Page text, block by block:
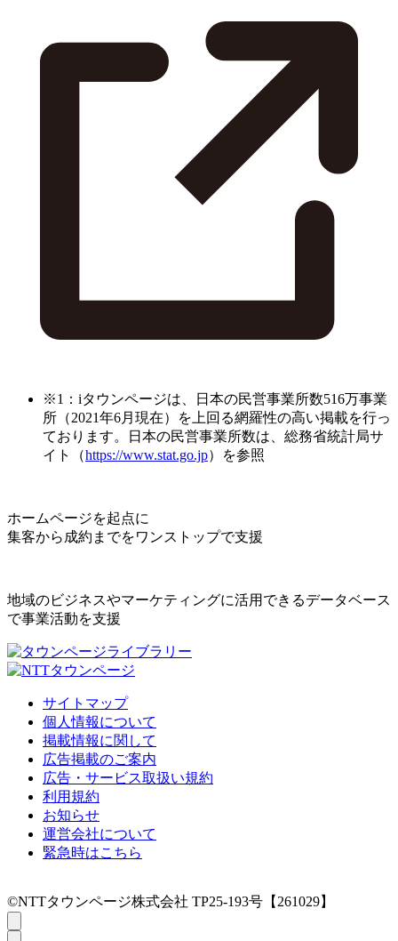
※1：iタウンページは、日本の民営事業所数516万事業
所（2021年6月現在）を上回る網羅性の高い掲載を行っ
ております。日本の民営事業所数は、総務省統計局サ
イト（https://www.stat.go.jp）を参照
ホームページを起点に
集客から成約までをワンストップで支援
地域のビジネスやマーケティングに活用できるデータベース
で事業活動を支援
サイトマップ
個人情報について
掲載情報に関して
広告掲載のご案内
広告・サービス取扱い規約
利用規約
お知らせ
運営会社について
緊急時はこちら
©NTTタウンページ株式会社 TP25-193号【261029】